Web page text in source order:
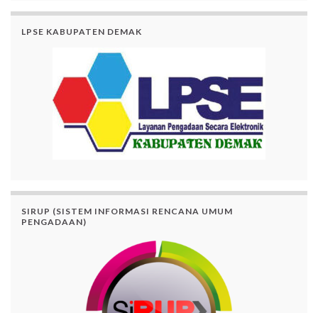
LPSE KABUPATEN DEMAK
SIRUP (SISTEM INFORMASI RENCANA UMUM
PENGADAAN)